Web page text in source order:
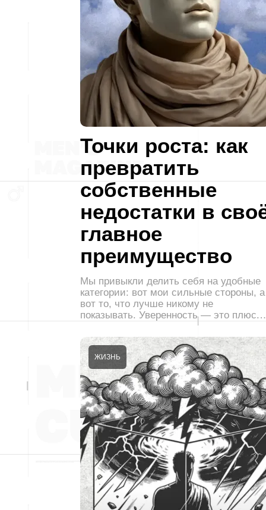
Точки роста: как
превратить
собственные
недостатки в
главное
преимущество
Мы привыкли делить себя на удобные
категории: вот мои сильные стороны, а
вот то, что лучше никому не
показывать. Уверенность — это
ЖИЗНЬ